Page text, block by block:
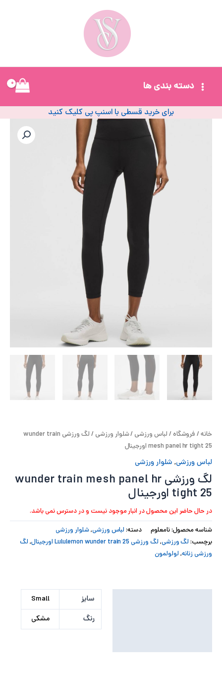
Menuدسته بندی ها
برای خرید قسطی با اسنپ پی کلیک کنید
خانه/فروشگاه/لباس ورزشی/شلوار ورزشی
/ لگ ورزشی wunder train
mesh panel hr tight 25 اورجینال
لباس ورزشی, شلوار ورزشی
لگ ورزشی wunder train mesh panel hr
tight 25 اورجینال
در حال حاضر این محصول در انبار موجود نیست و در دسترس نمی باشد.
شناسه محصول:نامعلوم دسته:لباس ورزشی,شلوار ورزشی
برچسب:لگ ورزشی,لگ ورزشی Lululemon wunder train 25 اورجینال ,لگ
ورزشی زنانه,لولولمون
سایز
Small
رنگ
مشکی